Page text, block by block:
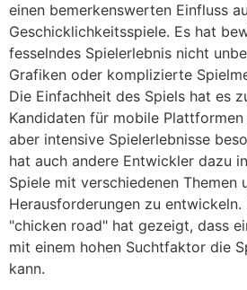
einen bemerkenswerten Einfluss
Geschicklichkeitsspiele. Es hat
fesselndes Spielerlebnis nicht
Grafiken oder komplizierte
Die Einfachheit des Spiels hat es
Kandidaten für mobile
aber intensive Spielerlebnisse
hat auch andere Entwickler dazu
Spiele mit verschiedenen Themen
Herausforderungen zu
"chicken road" hat gezeigt, dass
mit einem hohen Suchtfaktor die
kann.